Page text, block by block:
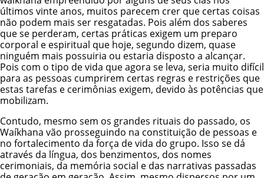
últimos vinte anos, muitos parecem crer que certas coisas
não podem mais ser resgatadas. Pois além dos saberes
que se perderam, certas práticas exigem um preparo
corporal e espiritual que hoje, segundo dizem, quase
ninguém mais possuiria ou estaria disposto a alcançar.
Pois com o tipo de vida que agora se leva, seria muito difícil
para as pessoas cumprirem certas regras e restrições que
estas tarefas e cerimônias exigem, devido às potências que
mobilizam.
Contudo, mesmo sem os grandes rituais do passado, os
Waíkhana vão prosseguindo na constituição de pessoas e
no fortalecimento da força de vida do grupo. Isso se dá
através da língua, dos benzimentos, dos nomes
cerimoniais, da memória social e das narrativas passadas